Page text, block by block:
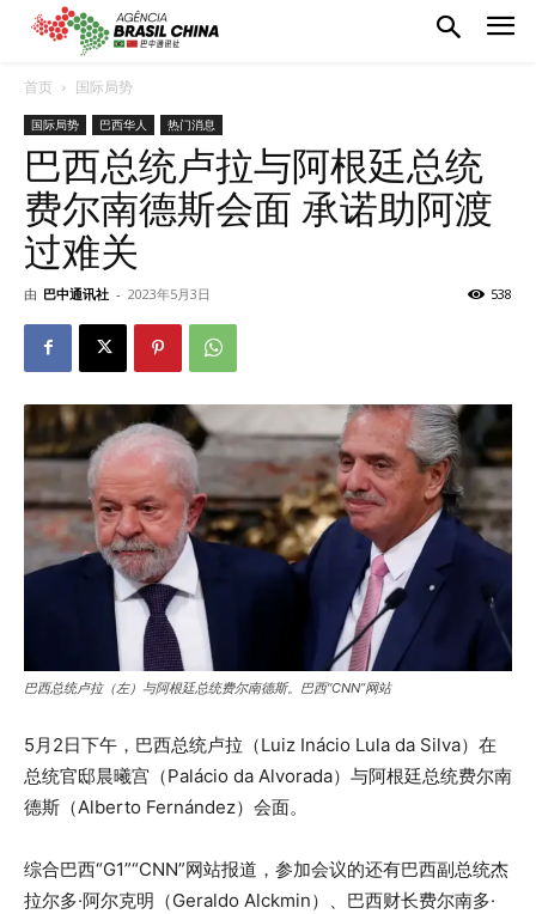
首页 国际局势
国际局势 巴西华人 热门消息
巴西总统卢拉与阿根廷总统
费尔南德斯会面 承诺助阿渡
过难关
由 巴中通讯社 - 2023年5月3日 538
巴西总统卢拉（左）与阿根廷总统费尔南德斯。巴西“CNN”网站
5月2日下午，巴西总统卢拉（Luiz Inácio Lula da Silva）在
总统官邸晨曦宫（Palácio da Alvorada）与阿根廷总统费尔南
德斯（Alberto Fernández）会面。
综合巴西“G1”“CNN”网站报道，参加会议的还有巴西副总统杰
拉尔多·阿尔克明（Geraldo Alckmin）、巴西财长费尔南多·